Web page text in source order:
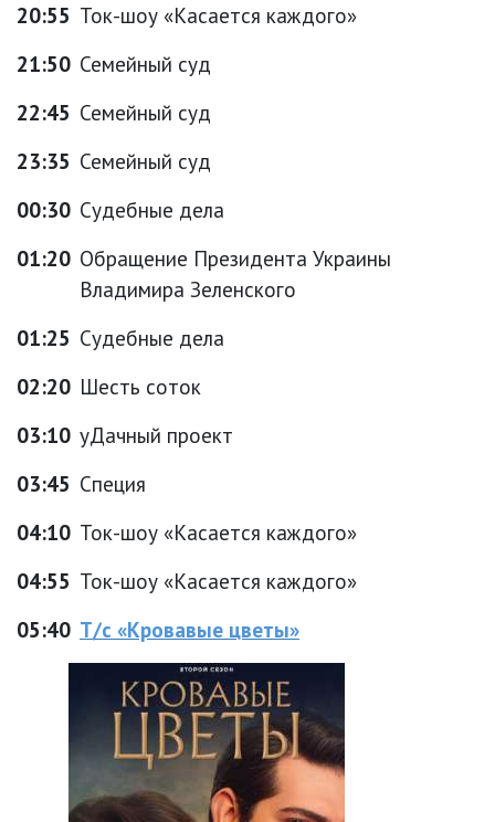
20:55 Ток-шоу «Касается каждого»
21:50 Семейный суд
22:45 Семейный суд
23:35 Семейный суд
00:30 Судебные дела
01:20 Обращение Президента Украины
Владимира Зеленского
01:25 Судебные дела
02:20 Шесть соток
03:10 уДачный проект
03:45 Специя
04:10 Ток-шоу «Касается каждого»
04:55 Ток-шоу «Касается каждого»
05:40 Т/с «Кровавые цветы»